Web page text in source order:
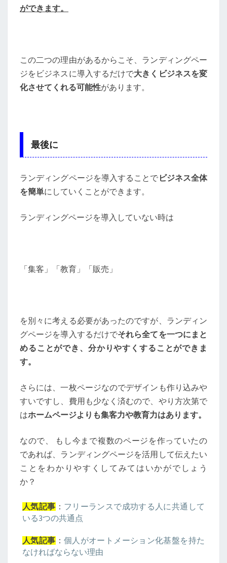
ができます。
この二つの理由があるからこそ、ランディングペー
ジをビジネスに導入するだけで大きくビジネスを変
化させてくれる可能性があります。
最後に
ランディングページを導入することで ビジネス全体
を簡単にしていくことができます。
ランディングページを導入していない時は
「集客」「教育」「販売」
を別々に考える必要があったのですが、ランディン
グページを導入するだけでそれら全てを一つにまと
めることができ、分かりやすくすることができま
す。
さらには、一枚ページなのでデザインも作り込みや
すいですし、費用も少なく済むので、やり方次第で
はホームページよりも集客力や教育力はあります。
なので、 もし今まで複数のページを作っていたの
であれば、ランディングページを活用して伝えたい
ことをわかりやすくしてみてはいかがでしょう
か？
人気記事 ： フリーランスで成功する人に共通して
いる3つの共通点
人気記事 ： 個人がオートメーション化基盤を持た
なければならない理由